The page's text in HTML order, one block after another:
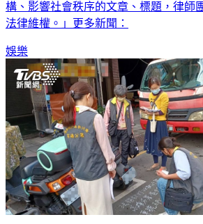
構、影響社會秩序的文章、標題，律師
法律維權。」更多新聞：
娛樂